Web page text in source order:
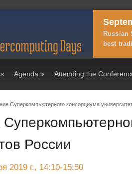
Russian
best
Agenda » Attending the
Суперкомпьютерного консорциума
России
2019 г., 14:10-15:50